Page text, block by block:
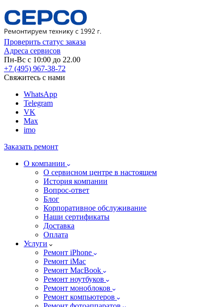
Проверить статус заказа
Адреса сервисов
Пн-Вс с 10:00 до 22.00
+7 (495) 967-38-72
Свяжитесь с нами
WhatsApp
Telegram
VK
Max
imo
Заказать ремонт
О компании
О сервисном центре в настоящем
История компании
Вопрос-ответ
Блог
Корпоративное обслуживание
Наши сертификаты
Доставка
Оплата
Услуги
Ремонт iPhone
Ремонт iMac
Ремонт MacBook
Ремонт ноутбуков
Ремонт моноблоков
Ремонт компьютеров